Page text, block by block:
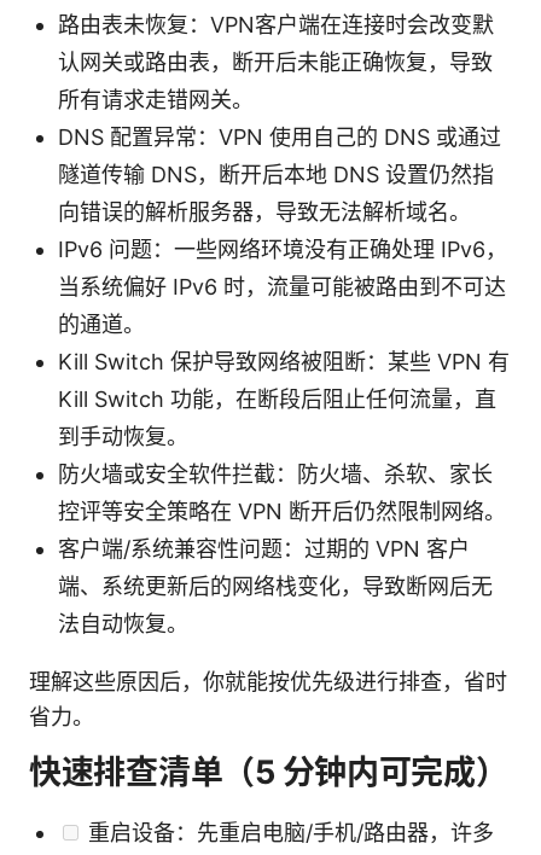
路由表未恢复：VPN客户端在连接时会改变默
认网关或路由表，断开后未能正确恢复，导致
所有请求走错网关。
DNS 配置异常：VPN 使用自己的 DNS 或通过
隧道传输 DNS，断开后本地 DNS 设置仍然指
向错误的解析服务器，导致无法解析域名。
IPv6 问题：一些网络环境没有正确处理 IPv6，
当系统偏好 IPv6 时，流量可能被路由到不可达
的通道。
Kill Switch 保护导致网络被阻断：某些 VPN 有
Kill Switch 功能，在断段后阻止任何流量，直
到手动恢复。
防火墙或安全软件拦截：防火墙、杀软、家长
控评等安全策略在 VPN 断开后仍然限制网络。
客户端/系统兼容性问题：过期的 VPN 客户
端、系统更新后的网络栈变化，导致断网后无
法自动恢复。
理解这些原因后，你就能按优先级进行排查，省时
省力。
快速排查清单（5 分钟内可完成）
重启设备：先重启电脑/手机/路由器，许多